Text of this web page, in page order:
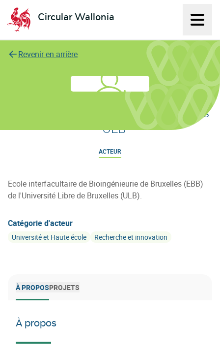
Circular Wallonia
L'économie circulaire
Revenir en arrière
Ecole de Bioingenieurie de Bruxelles
- ULB
ACTEUR
Ecole interfacultaire de Bioingénieurie de Bruxelles (EBB)
de l'Université Libre de Bruxelles (ULB).
Catégorie d'acteur
Université et Haute école Recherche et innovation
À PROPOSPROJETS
À propos